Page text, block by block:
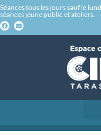
Séances tous les jours sauf le
séances jeune public et ateliers.